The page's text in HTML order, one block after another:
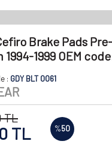
Brake Pads
1999 OEM
: GDY BLT 0061
TL
TL %50